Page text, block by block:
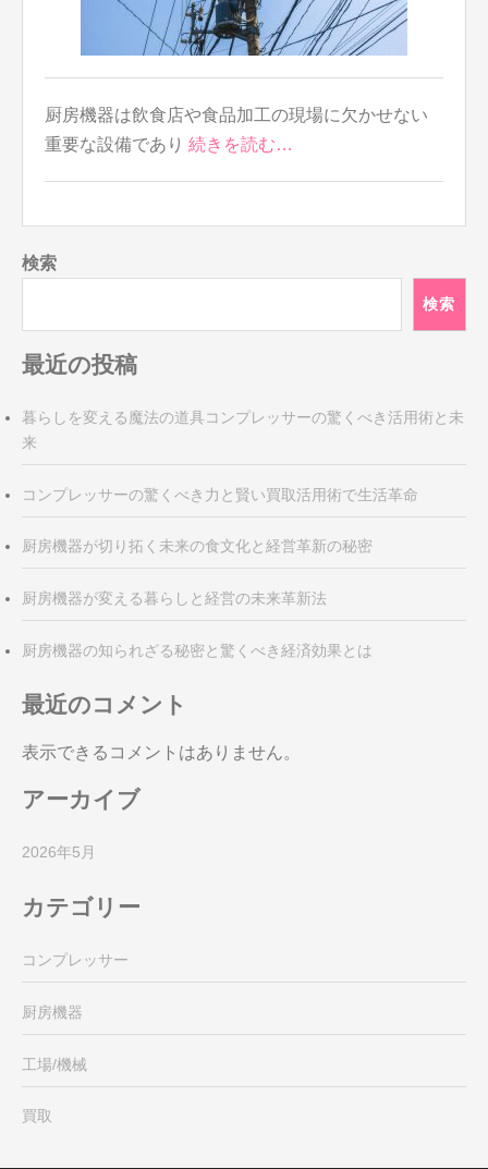
厨房機器は飲食店や食品加工の現場に欠かせない
重要な設備であり 続きを読む…
検索
検索
最近の投稿
暮らしを変える魔法の道具コンプレッサーの驚くべき活用術と未
来
コンプレッサーの驚くべき力と賢い買取活用術で生活革命
厨房機器が切り拓く未来の食文化と経営革新の秘密
厨房機器が変える暮らしと経営の未来革新法
厨房機器の知られざる秘密と驚くべき経済効果とは
最近のコメント
表示できるコメントはありません。
アーカイブ
2026年5月
カテゴリー
コンプレッサー
厨房機器
工場/機械
買取